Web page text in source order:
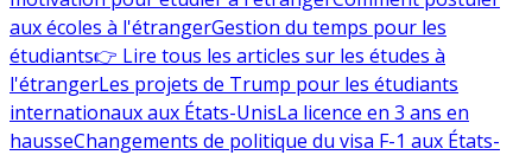
aux écoles à l'étrangerGestion du temps pour les
étudiants👉 Lire tous les articles sur les études à
l'étrangerLes projets de Trump pour les étudiants
internationaux aux États-UnisLa licence en 3 ans en
hausseChangements de politique du visa F-1 aux États-